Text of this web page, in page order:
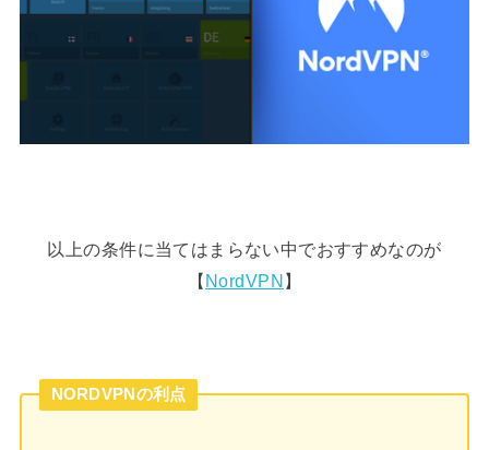
以上の条件に当てはまらない中でおすすめなのが
【NordVPN】
NORDVPNの利点